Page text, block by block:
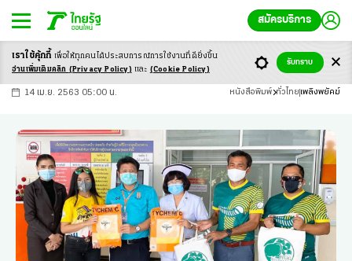
สมัครบริการ
-ก ก ก+
14 เม.ย. 2563 05:00 น. หนังสือพิมพ์ ทั่วไทย เพลิงพยัคฆ์
เราใช้คุ้กกี้ เพื่อให้ทุกคนได้ประสบการณ์การใช้งานที่ดียิ่งขึ้น
อ่านเพิ่มเติมคลิก (Privacy Policy) และ (Cookie Policy)
รับทราบ